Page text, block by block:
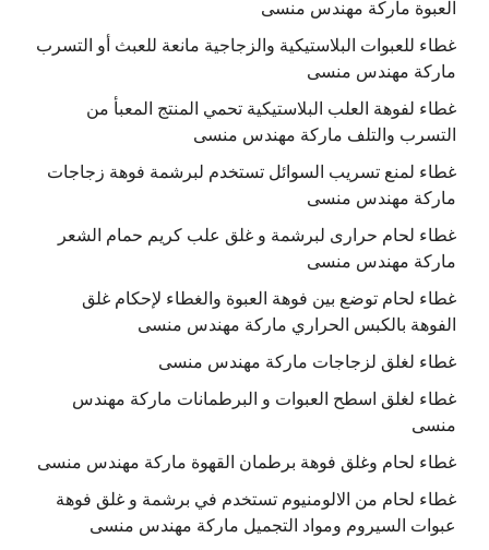
العبوة ماركة مهندس منسى
غطاء للعبوات البلاستيكية والزجاجية مانعة للعبث أو التسرب
ماركة مهندس منسى
غطاء لفوهة العلب البلاستيكية تحمي المنتج المعبأ من
التسرب والتلف ماركة مهندس منسى
غطاء لمنع تسريب السوائل تستخدم لبرشمة فوهة زجاجات
ماركة مهندس منسى
غطاء لحام حرارى لبرشمة و غلق علب كريم حمام الشعر
ماركة مهندس منسى
غطاء لحام توضع بين فوهة العبوة والغطاء لإحكام غلق
الفوهة بالكبس الحراري ماركة مهندس منسى
غطاء لغلق لزجاجات ماركة مهندس منسى
غطاء لغلق اسطح العبوات و البرطمانات ماركة مهندس
منسى
غطاء لحام وغلق فوهة برطمان القهوة ماركة مهندس منسى
غطاء لحام من الالومنيوم تستخدم في برشمة و غلق فوهة
عبوات السيروم ومواد التجميل ماركة مهندس منسى